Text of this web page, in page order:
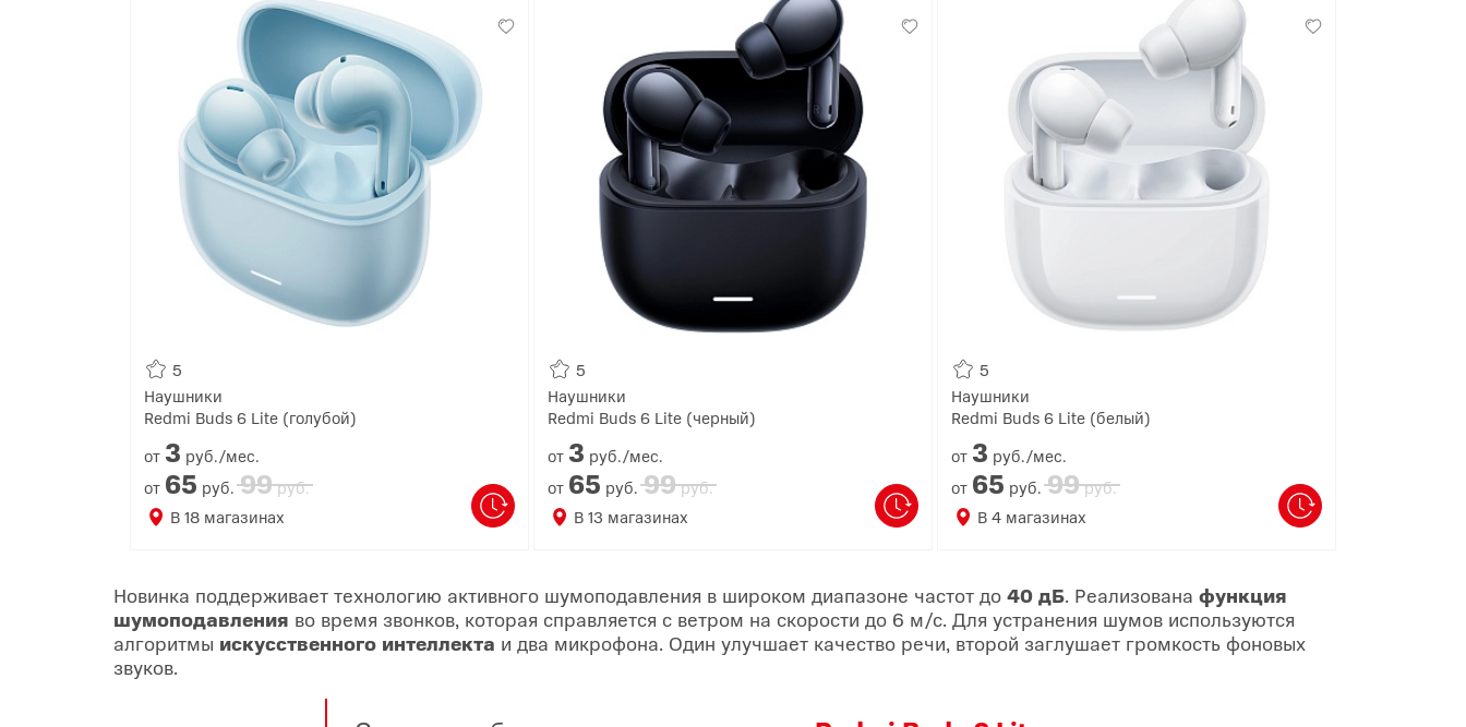
5
Наушники
Redmi Buds 6 Lite (голубой)
от 3 руб./мес.
от 65 руб. 99руб.
В18 магазинах
5
Наушники
Redmi Buds 6 Lite (черный)
от 3 руб./мес.
от 65 руб. 99руб.
В13 магазинах
5
Наушники
Redmi Buds 6 Lite (белый)
от 3 руб./мес.
от 65 руб. 99руб.
В4 магазинах
Новинка поддерживает технологию активного шумоподавления в широком диапазоне частот до 40 дБ. Реализована функция
шумоподавления во время звонков, которая справляется с ветром на скорости до 6 м/с. Для устранения шумов используются
алгоритмы искусственного интеллекта и два микрофона. Один улучшает качество речи, второй заглушает громкость фоновых
звуков.